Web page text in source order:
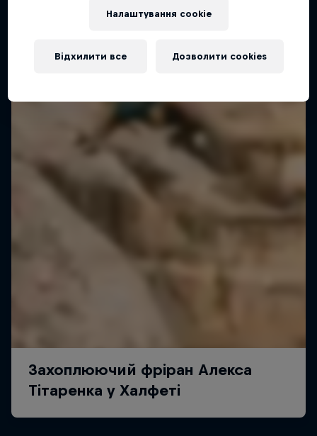
Налаштування cookie
Відхилити все Дозволити cookies